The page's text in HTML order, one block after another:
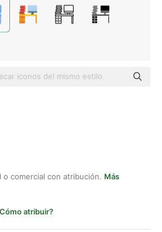
o comercial con atribución. Más
atribuir?